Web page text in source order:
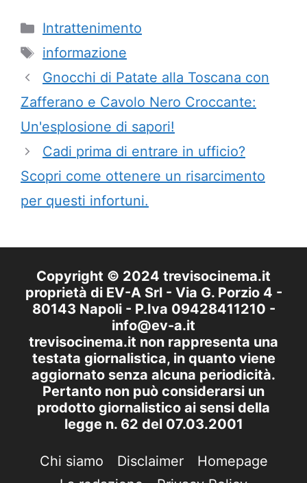
Categorie
Intrattenimento
Tag
informazione
Gnocchi di Patate alla Toscana con
Zafferano e Cavolo Nero Croccante:
Un'esplosione di sapori!
Cadi prima di entrare in ufficio?
Scopri come ottenere un risarcimento
per questi infortuni.
Copyright © 2024 trevisocinema.it
proprietà di EV-A Srl - Via G. Porzio 4 -
80143 Napoli - P.Iva 09428411210 -
info@ev-a.it
trevisocinema.it non rappresenta una
testata giornalistica, in quanto viene
aggiornato senza alcuna periodicità.
Pertanto non può considerarsi un
prodotto giornalistico ai sensi della
legge n. 62 del 07.03.2001
Chi siamo Disclaimer
Homepage